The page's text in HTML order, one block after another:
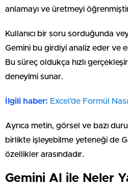
anlamayı ve üretmeyi
Kullanıcı bir soru sorduğunda
Gemini bu girdiyi analiz eder ve
Bu süreç oldukça hızlı
deneyimi sunar.
İlgili haber: Excel’de Formül
Ayrıca metin, görsel ve bazı
birlikte işleyebilme yeteneği de
özellikler arasındadır.
Gemini AI ile Neler